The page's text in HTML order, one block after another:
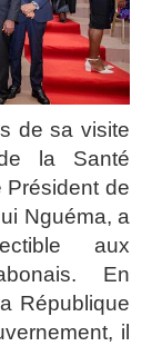
de sa visite
la Santé
Président de
Nguéma, a
aux
En
République
il